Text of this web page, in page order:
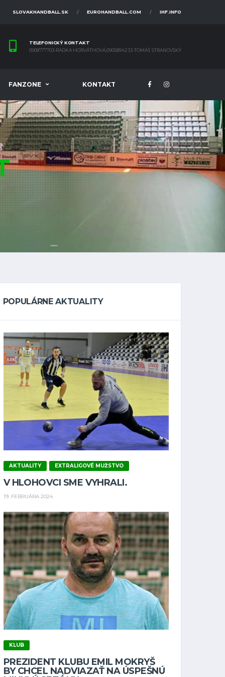
SLOVAKHANDBALL.SK EUROHANDBALL.COM IHF.INFO
TELEFONICKÝ KONTAKT
0908777703-RADKA HORVÁTHOVÁ,0905894233-TOMÁŠ STRAŇOVSKÝ
FANZONE KONTAKT
POPULÁRNE AKTUALITY
AKTUALITY EXTRALIGOVÉ MUŽSTVO
V HLOHOVCI SME VYHRALI.
19. FEBRUÁRA 2024
KLUB
PREZIDENT KLUBU EMIL MOKRYŠ
BY CHCEL NADVIAZAŤ NA ÚSPEŠNÚ